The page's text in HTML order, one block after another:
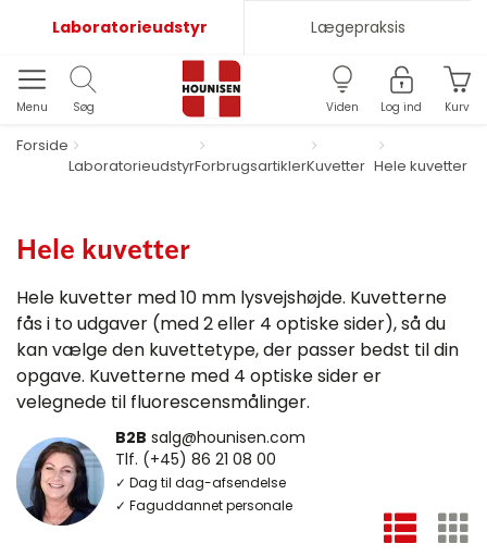
Laboratorieudstyr Lægepraksis
Menu Søg Viden Log ind Kurv
Forside
LaboratorieudstyrForbrugsartiklerKuvetter Hele kuvetter
Hele kuvetter
Hele kuvetter med 10 mm lysvejshøjde. Kuvetterne
fås i to udgaver (med 2 eller 4 optiske sider), så du
kan vælge den kuvettetype, der passer bedst til din
opgave. Kuvetterne med 4 optiske sider er
velegnede til fluorescensmålinger.
B2B salg@hounisen.com
Tlf. (+45) 86 21 08 00
✓ Dag til dag-afsendelse
✓ Faguddannet personale